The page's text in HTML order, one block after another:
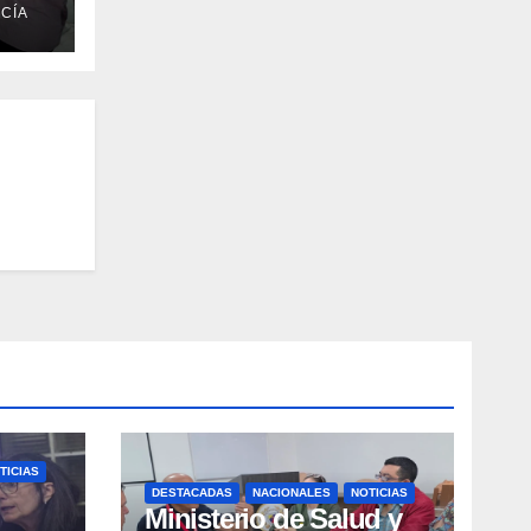
DESTACADAS NACIONALES NOTICIAS
Ministerio de Salud y